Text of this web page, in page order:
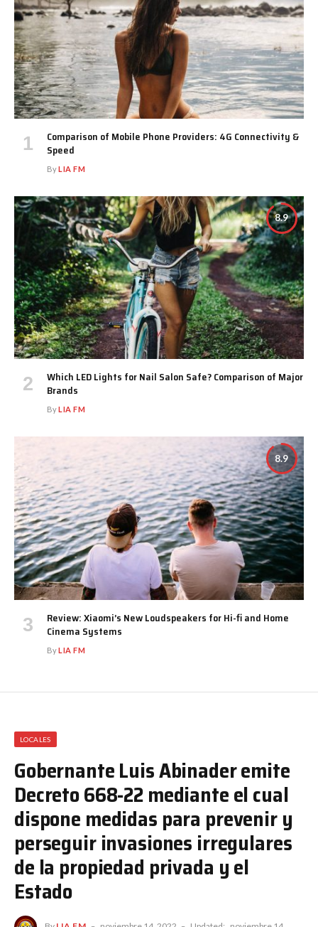
Comparison of Mobile Phone Providers: 4G Connectivity &
Speed
ByLIA FM
8.9
Which LED Lights for Nail Salon Safe? Comparison of Major
Brands
ByLIA FM
8.9
Review: Xiaomi’s New Loudspeakers for Hi-fi and Home
Cinema Systems
ByLIA FM
LOCALES
Gobernante Luis Abinader emite
Decreto 668-22 mediante el cual
dispone medidas para prevenir y
perseguir invasiones irregulares
de la propiedad privada y el
Estado